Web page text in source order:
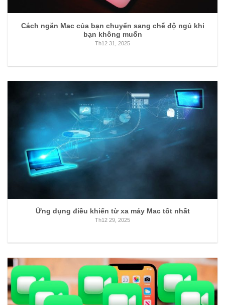
Cách ngăn Mac của bạn chuyển sang chế độ ngủ khi
bạn không muốn
Th12 31, 2025
Ứng dụng điều khiển từ xa máy Mac tốt nhất
Th12 29, 2025